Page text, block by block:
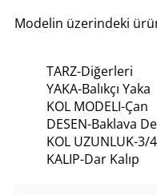
Modelin üzerindeki
TARZ-Diğerleri
YAKA-Balıkçı Yaka
KOL MODELI-Çan
DESEN-Baklava
KOL UZUNLUK-3/
KALIP-Dar Kalıp